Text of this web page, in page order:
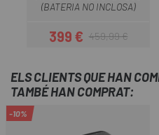
(BATERIA NO INCLOSA)
Preu
399 € Preu regular
459,99 €
ELS CLIENTS QUE HAN
TAMBÉ HAN COMPRAT:
-10%